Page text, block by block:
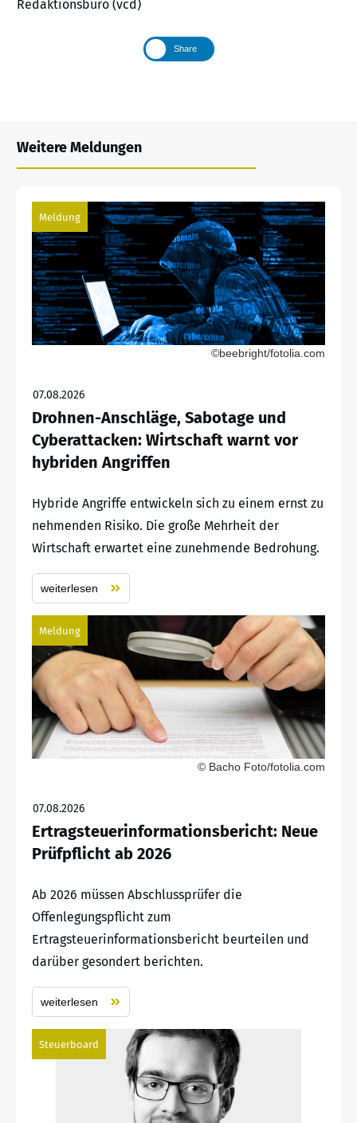
Redaktionsbüro (vcd)
Share
Weitere Meldungen
Meldung
©beebright/fotolia.com
07.08.2026
Drohnen-Anschläge, Sabotage und
Cyberattacken: Wirtschaft warnt vor
hybriden Angriffen
Hybride Angriffe entwickeln sich zu einem ernst zu
nehmenden Risiko. Die große Mehrheit der
Wirtschaft erwartet eine zunehmende Bedrohung.
weiterlesen
Meldung
© Bacho Foto/fotolia.com
07.08.2026
Ertragsteuerinformationsbericht: Neue
Prüfpflicht ab 2026
Ab 2026 müssen Abschlussprüfer die
Offenlegungspflicht zum
Ertragsteuerinformationsbericht beurteilen und
darüber gesondert berichten.
weiterlesen
Steuerboard